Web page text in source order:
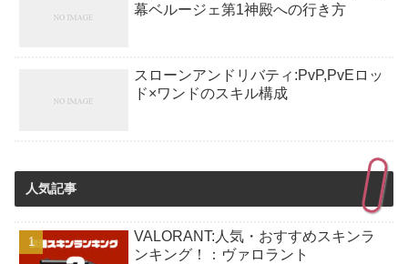
幕ベルージェ第1神殿への行き方
スローンアンドリバティ:PvP,PvEロッ
ド×ワンドのスキル構成
人気記事
VALORANT:人気・おすすめスキンラ
ンキング！：ヴァロラント